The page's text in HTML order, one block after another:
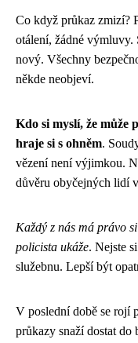
Co když průkaz zmizí?
otálení, žádné výmluvy.
nový. Všechny
někde neobjeví.
Kdo si myslí, že může
hraje si s ohněm.
vězení není výjimkou.
důvěru obyčejných lidí
Každý z nás má právo
policista ukáže. Nejste
služebnu. Lepší být
V poslední době se rojí
průkazy snaží dostat